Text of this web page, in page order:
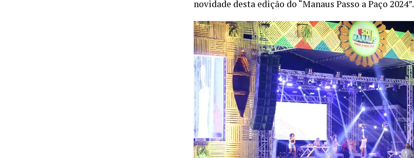
novidade desta edição do “Manaus Passo a Paço 2024”.